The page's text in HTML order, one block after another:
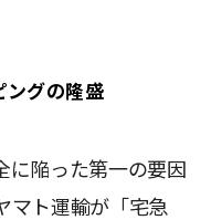
ングの隆盛
に陥った第一の要因
マト運輸が「宅急